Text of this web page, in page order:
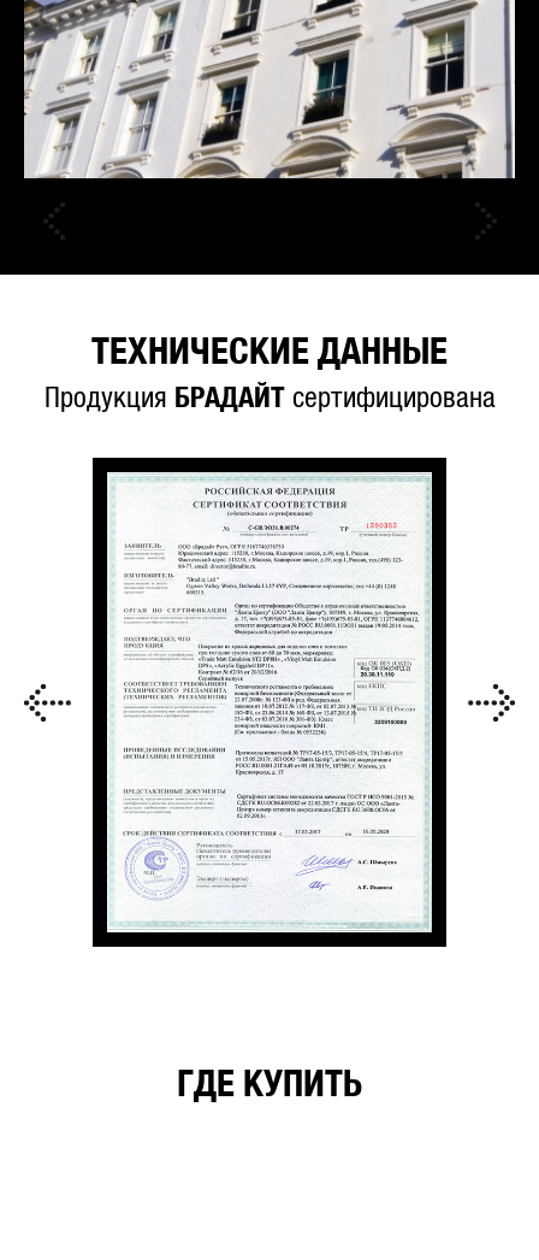
ТЕХНИЧЕСКИЕ ДАННЫЕ
Продукция БРАДАЙТсертифицирована
ГДЕ КУПИТЬ